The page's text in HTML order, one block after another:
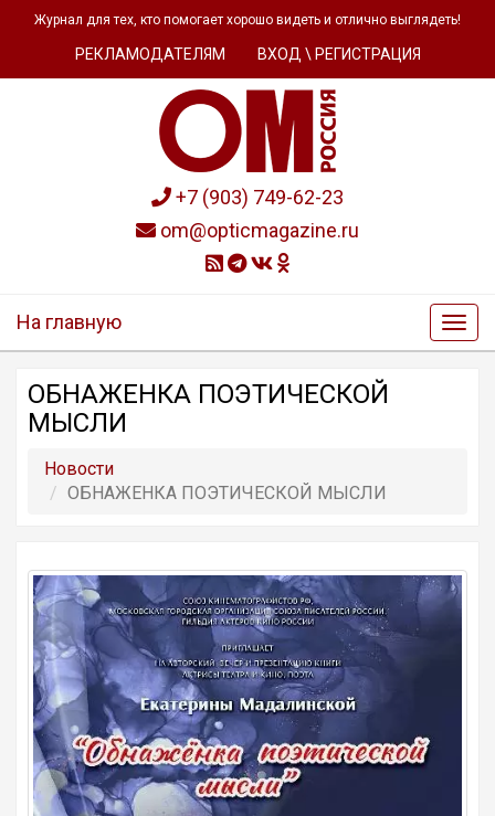
Журнал для тех, кто помогает хорошо видеть и отлично выглядеть!
РЕКЛАМОДАТЕЛЯМ ВХОД \ РЕГИСТРАЦИЯ
+7 (903) 749-62-23
om@opticmagazine.ru
На главную
ОБНАЖЕНКА ПОЭТИЧЕСКОЙ
МЫСЛИ
Новости
ОБНАЖЕНКА ПОЭТИЧЕСКОЙ МЫСЛИ